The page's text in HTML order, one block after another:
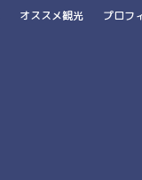
オススメ観光 プロフ